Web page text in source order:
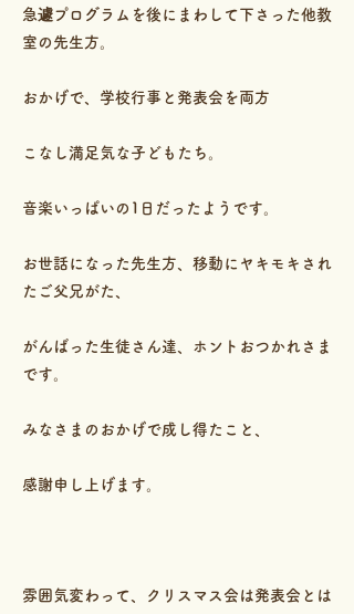
急遽プログラムを後にまわして下さった他教
室の先生方。
おかげで、学校行事と発表会を両方
こなし満足気な子どもたち。
音楽いっぱいの1日だったようです。
お世話になった先生方、移動にヤキモキされ
たご父兄がた、
がんばった生徒さん達、ホントおつかれさま
です。
みなさまのおかげで成し得たこと、
感謝申し上げます。
雰囲気変わって、クリスマス会は発表会とは